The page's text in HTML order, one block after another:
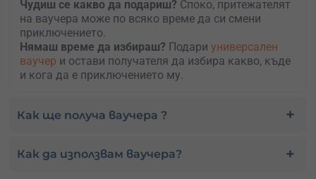
Чудиш се какво да подариш? Споко, притежателят
на ваучера може по всяко време да си смени
приключението.
Нямаш време да избираш? Подари универсален
ваучер и остави получателя да избира какво, къде
и кога да е приключението му.
Как ще получа ваучера ?
Как да използвам ваучера?